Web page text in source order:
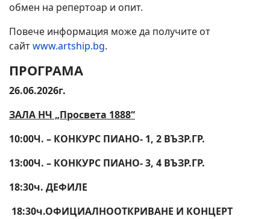
обмен на репертоар и опит.
Повече информация може да получите от
сайтwww.artship.bg.
ПРОГРАМА
26.06.2026г.
ЗАЛА НЧ „Просвета 1888“
10:00Ч. – КОНКУРС ПИАНО- 1, 2 ВЪЗР.ГР.
13:00Ч. – КОНКУРС ПИАНО- 3, 4 ВЪЗР.ГР.
18:30ч. ДЕФИЛЕ
18:30ч.ОФИЦИАЛНООТКРИВАНЕ И КОНЦЕРТ